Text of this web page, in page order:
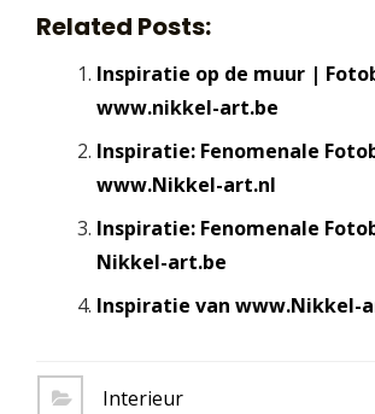
Related Posts:
Inspiratie op de muur |
www.nikkel-art.be
Inspiratie: Fenomenale
www.Nikkel-art.nl
Inspiratie: Fenomenale
Nikkel-art.be
Inspiratie van www.Nikkel-
Interieur